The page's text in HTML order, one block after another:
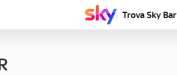
Trova Sky Bar